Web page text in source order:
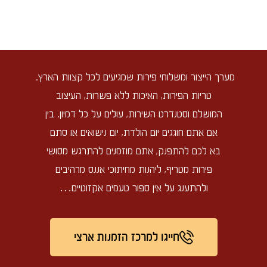
מערך הייצור ומשלוחי פירות שמגיעים לכל קצוות הארץ.
טריות הפירות, האיכות ללא פשרות, העיצוב
המושלם וסטנדרט השירות, עולים על כל דמיון. בין
אם אתם חוגגים יום הולדת, יום נישואים או סתם
בא לכם להתפנק, אתם מוזמנים להתרגש מסושי
פירות מטריף, ליהנות מחיתוכי אננס מרהיבים
ולהתענג על אין ספור טעמים אקזוטיים…
חייגו למרכז הזמנות ארצי